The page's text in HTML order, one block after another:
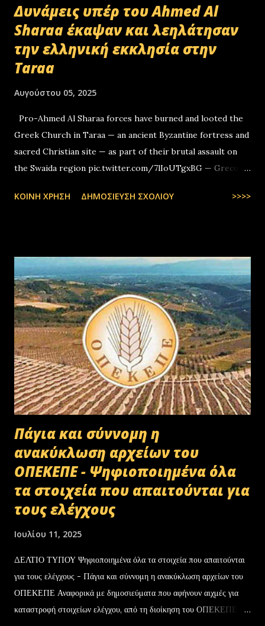
Δυνάμεις υπέρ του Ahmed Al
Sharaa έκαψαν και λεηλάτησαν
την ελληνική εκκλησία στην
Taraa
Αυγούστου 05, 2025
Pro-Ahmed Al Sharaa forces have burned and looted the
Greek Church in Taraa — an ancient Byzantine fortress and
sacred Christian site — as part of their brutal assault on
the Swaida region pic.twitter.com/7lIoUTgxBG — Greco-
ΚΟΙΝΉ ΧΡΉΣΗ ΔΗΜΟΣΊΕΥΣΗ ΣΧΟΛΊΟΥ >>>>
Πάγια και σύννομη η
ανακύκλωση αρχείων του
ΟΠΕΚΕΠΕ - Ψηφιοποιημένα όλα
τα στοιχεία που απαιτούνται για
τους ελέγχους
Ιουλίου 11, 2025
ΔΕΛΤΙΟ ΤΥΠΟΥ Ψηφιοποιημένα όλα τα στοιχεία που απαιτούνται
για τους ελέγχους - Πάγια και σύννομη η ανακύκλωση αρχείων του
ΟΠΕΚΕΠΕ Αναφορικά με δημοσιεύματα που αφήνουν αιχμές για
καταστροφή στοιχείων ελέγχου, από τη διοίκηση του ΟΠΕΚΕΠΕ